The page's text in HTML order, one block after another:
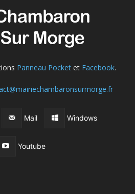
Panneau Pocketet Facebook.
Mail Windows
Youtube